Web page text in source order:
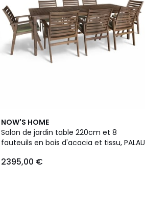
NOW'S HOME
Salon de jardin table 220cm et 8
fauteuils en bois d'acacia et tissu, PALAU
2395,00 €